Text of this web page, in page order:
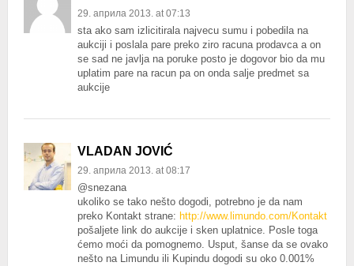
29. априла 2013. at 07:13
sta ako sam izlicitirala najvecu sumu i pobedila na
aukciji i poslala pare preko ziro racuna prodavca a on
se sad ne javlja na poruke posto je dogovor bio da mu
uplatim pare na racun pa on onda salje predmet sa
aukcije
VLADAN JOVIĆ
29. априла 2013. at 08:17
@snezana
ukoliko se tako nešto dogodi, potrebno je da nam
preko Kontakt strane: http://www.limundo.com/Kontakt
pošaljete link do aukcije i sken uplatnice. Posle toga
ćemo moći da pomognemo. Usput, šanse da se ovako
nešto na Limundu ili Kupindu dogodi su oko 0.001%